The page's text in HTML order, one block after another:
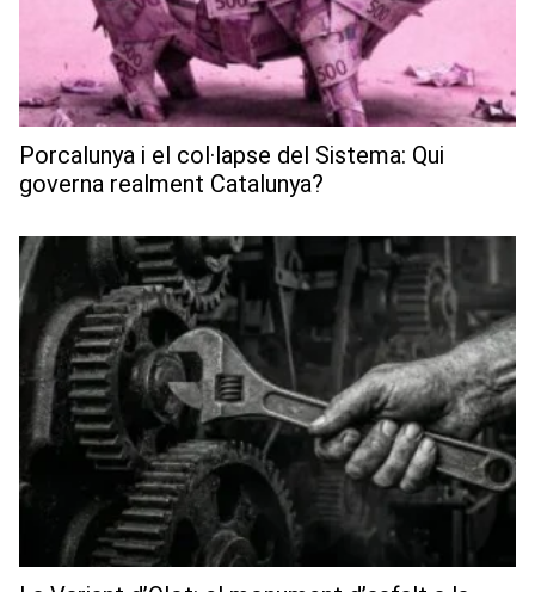
Porcalunya i el col·lapse del Sistema: Qui
governa realment Catalunya?